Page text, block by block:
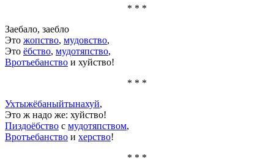
* * *
Заебало, заебло
Это жопство, мудовство,
Это ёбство, мудотяпство,
Вротъебанство и хуйство!
* * *
Ухтыжёбаныйтынахуй,
Это ж надо же: хуйство!
Пиздоёбство с мудотяпством,
Вротъебанство и херство!
* * *